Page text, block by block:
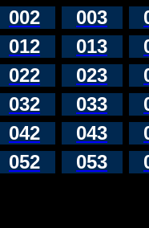
002 003
012 013
022 023
032 033
042 043
052 053